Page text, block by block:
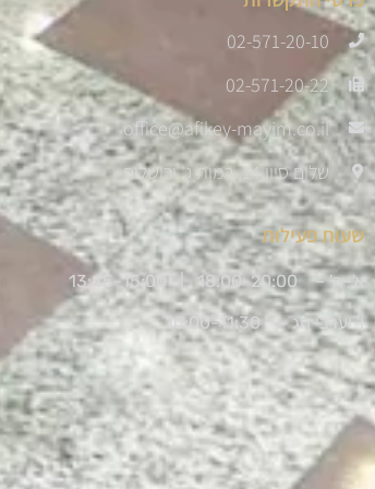
02-571-20-10
02-571-20-22
office@afikey-mayim.co.il
שלום סיון 14, רמות ג' ירושלים
שעות פעילות
א'-ה' – 18:00-20:00 | 13:45-15:00
ו' וערבי חג – 10:00-11:30